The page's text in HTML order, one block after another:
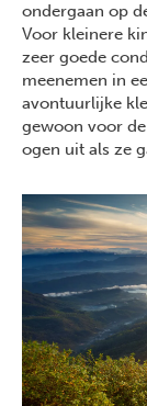
ondergaan op
Voor kleinere
zeer goede
meenemen in
avontuurlijke
gewoon voor
ogen uit als ze